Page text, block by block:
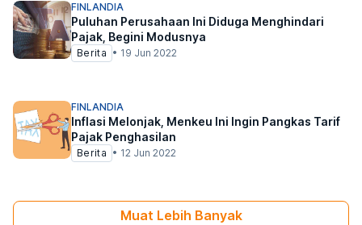
FINLANDIA
Puluhan Perusahaan Ini Diduga Menghindari
Pajak, Begini Modusnya
Berita • 19 Jun 2022
FINLANDIA
Inflasi Melonjak, Menkeu Ini Ingin Pangkas Tarif
Pajak Penghasilan
Berita • 12 Jun 2022
Muat Lebih Banyak